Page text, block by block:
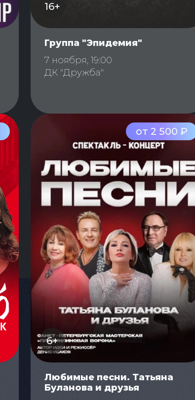
16+
Группа "Эпидемия"
7 ноября, 19:00
ДК "Дружба"
от 2 500 ₽
6+
Любимые песни. Татьяна
Буланова и друзья